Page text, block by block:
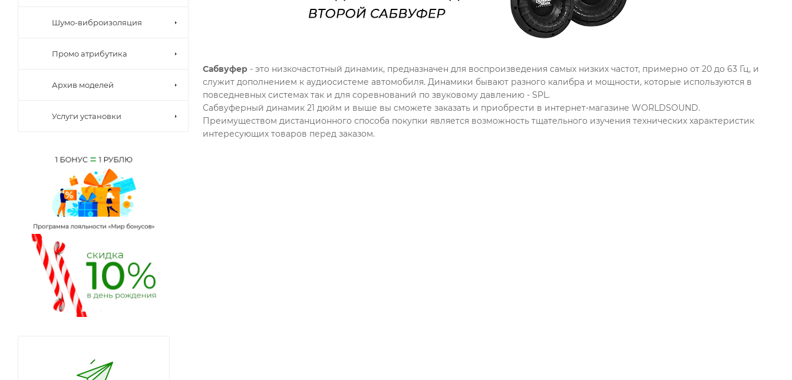
Сабвуфер - это низкочастотный динамик, предназначен для воспроизведения самых низких частот, примерно от 20 до 63 Гц, и
служит дополнением к аудиосистеме автомобиля. Динамики бывают разного калибра и мощности, которые используются в
повседневных системах так и для соревнований по звуковому давлению - SPL.
Сабвуферный динамик 21 дюйм и выше вы сможете заказать и приобрести в интернет-магазине WORLDSOUND.
Преимуществом дистанционного способа покупки является возможность тщательного изучения технических характеристик
интересующих товаров перед заказом.
Шумо-виброизоляция
Промо атрибутика
Архив моделей
Услуги установки